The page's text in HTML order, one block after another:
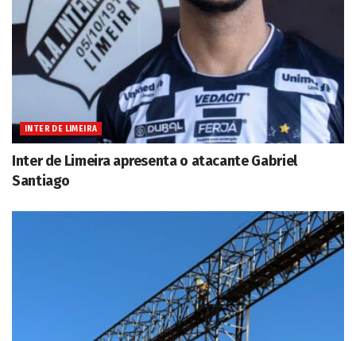
INTER DE LIMEIRA
Inter de Limeira apresenta o atacante Gabriel
Santiago